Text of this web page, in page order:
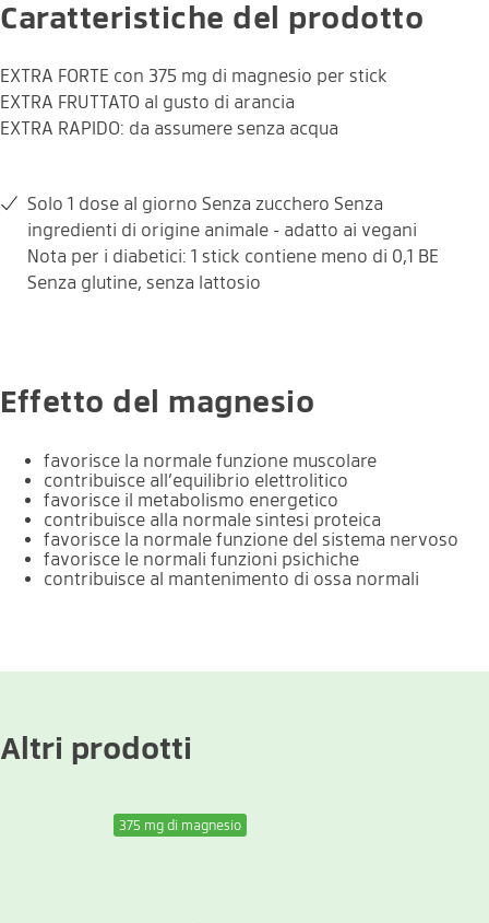
Gusto arancia
Caratteristiche del prodotto
EXTRA FORTE con 375 mg di magnesio per stick
EXTRA FRUTTATO al gusto di arancia
EXTRA RAPIDO: da assumere senza acqua
Solo 1 dose al giorno Senza zucchero Senza
ingredienti di origine animale - adatto ai vegani
Nota per i diabetici: 1 stick contiene meno di 0,1 BE
Senza glutine, senza lattosio
Effetto del magnesio
favorisce la normale funzione muscolare
contribuisce all’equilibrio elettrolitico
favorisce il metabolismo energetico
contribuisce alla normale sintesi proteica
favorisce la normale funzione del sistema nervoso
favorisce le normali funzioni psichiche
contribuisce al mantenimento di ossa normali
Altri prodotti
375 mg di magnesio